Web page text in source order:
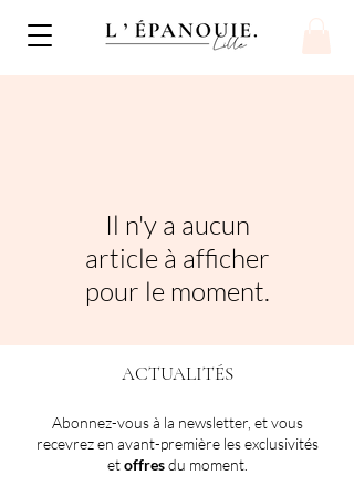
Il n'y a aucun
article à afficher
pour le moment.
ACTUALITÉS
Abonnez-vous à la newsletter, et vous
recevrez en avant-première les exclusivités
etoffresdu moment.